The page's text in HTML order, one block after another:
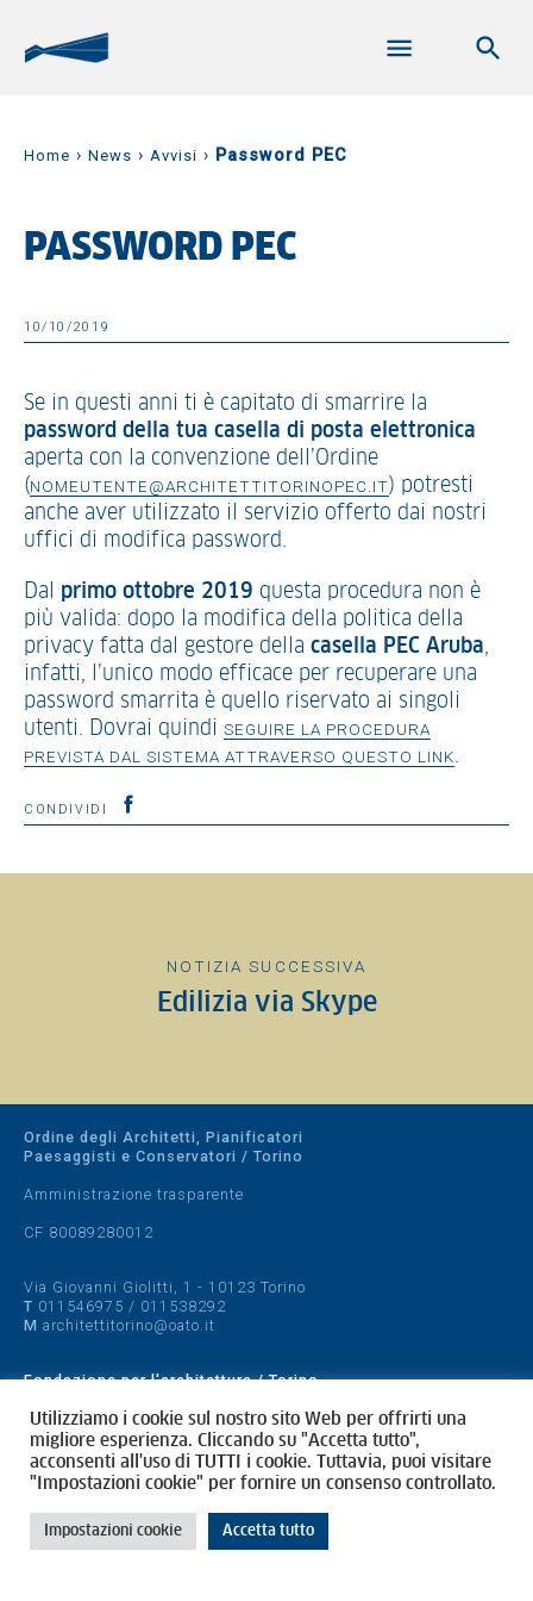
Home › News › Avvisi › Password PEC
PASSWORD PEC
10/10/2019
Se in questi anni ti è capitato di smarrire la
password della tua casella di posta elettronica
aperta con la convenzione dell’Ordine
(NOMEUTENTE@ARCHITETTITORINOPEC.IT) potresti
anche aver utilizzato il servizio offerto dai nostri
uffici di modifica password.
Dal primo ottobre 2019 questa procedura non è
più valida: dopo la modifica della politica della
privacy fatta dal gestore della casella PEC Aruba,
infatti, l’unico modo efficace per recuperare una
password smarrita è quello riservato ai singoli
utenti. Dovrai quindi SEGUIRE LA PROCEDURA
PREVISTA DAL SISTEMA ATTRAVERSO QUESTO LINK.
CONDIVIDI
NOTIZIA SUCCESSIVA
Edilizia via Skype
Ordine degli Architetti, Pianificatori
Paesaggisti e Conservatori / Torino
Amministrazione trasparente
CF 80089280012
Via Giovanni Giolitti, 1 - 10123 Torino
T 011546975 / 011538292
M architettitorino@oato.it
Fondazione per l'architettura / Torino
Designed by quattrolinee.it
Cookie Policy
Privacy Policy
Utilizziamo i cookie sul nostro sito Web per offrirti una
migliore esperienza. Cliccando su "Accetta tutto",
acconsenti all'uso di TUTTI i cookie. Tuttavia, puoi visitare
"Impostazioni cookie" per fornire un consenso controllato.
Impostazioni cookie Accetta tutto